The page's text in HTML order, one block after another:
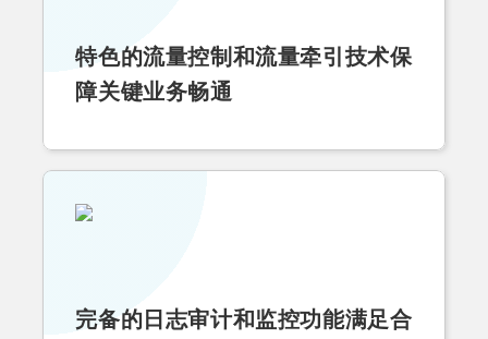
特色的流量控制和流量牵引技术保
障关键业务畅通
完备的日志审计和监控功能满足合